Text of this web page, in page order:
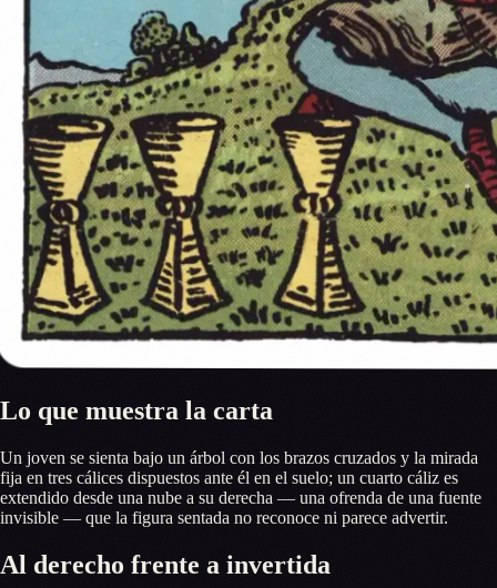
Lo que muestra la carta
Un joven se sienta bajo un árbol con los brazos cruzados y la mirada
fija en tres cálices dispuestos ante él en el suelo; un cuarto cáliz es
extendido desde una nube a su derecha — una ofrenda de una fuente
invisible — que la figura sentada no reconoce ni parece advertir.
Al derecho frente a invertida